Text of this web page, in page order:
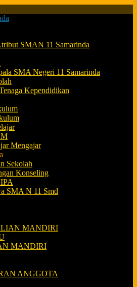
SMAN 11 Samarinda
SMA Negeri 11 Samarinda
Kependidikan
Mengajar
Sekolah
Konseling
SMA N 11 Smd
MANDIRI
MANDIRI
ANGGOTA